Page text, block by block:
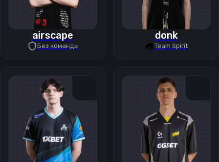
airscape
Без команды
donk
Team Spirit